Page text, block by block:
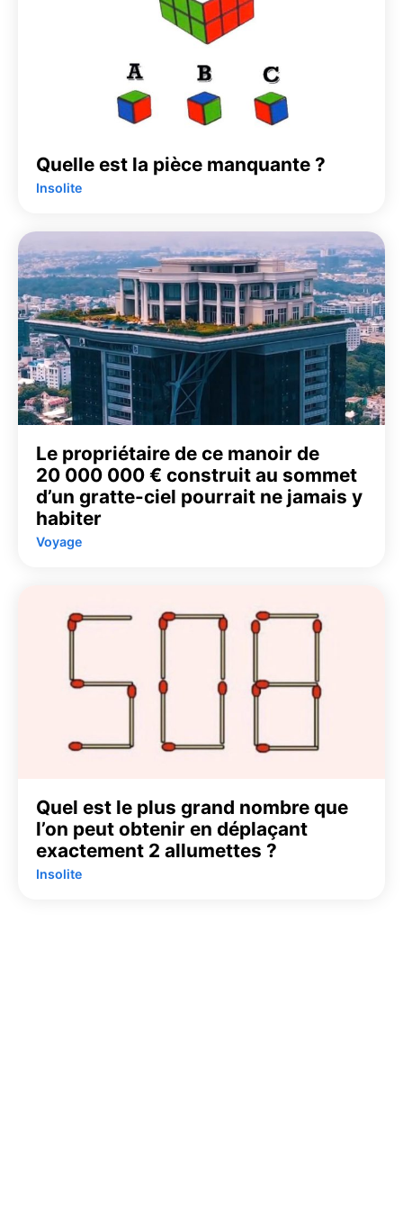
Quelle est la pièce manquante ?
Insolite
Le propriétaire de ce manoir de
20 000 000 € construit au sommet
d’un gratte-ciel pourrait ne jamais y
habiter
Voyage
Quel est le plus grand nombre que
l’on peut obtenir en déplaçant
exactement 2 allumettes ?
Insolite